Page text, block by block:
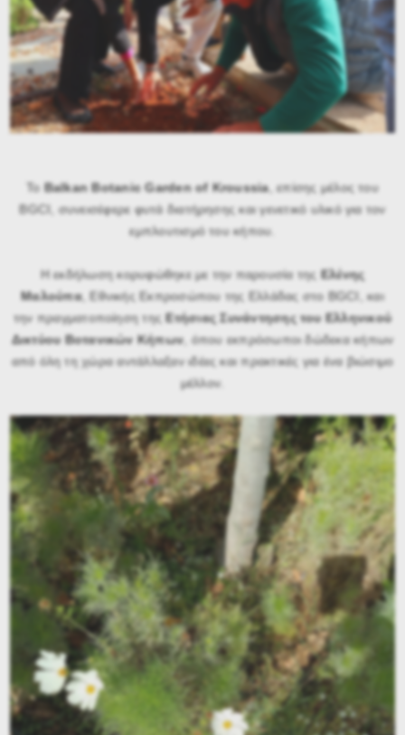
Το Balkan Botanic Garden of Kroussia, επίσης μέλος του
BGCI, συνεισέφερε φυτά διατήρησης και γενετικό υλικό για τον
εμπλουτισμό του κήπου.
Η εκδήλωση κορυφώθηκε με την παρουσία της Ελένης
Μαλούπα, Εθνικής Εκπροσώπου της Ελλάδας στο BGCI, και
την πραγματοποίηση τηςΕτήσιας Συνάντησης του Ελληνικού
Δικτύου Βοτανικών Κήπων, όπου εκπρόσωποι δώδεκα κήπων
από όλη τη χώρα αντάλλαξαν ιδέες και πρακτικές για ένα βιώσιμο
μέλλον.